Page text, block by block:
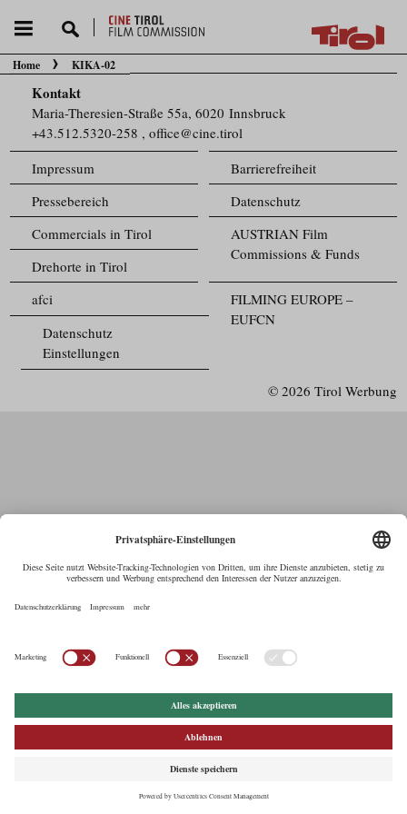
Sie befinden sich hier:
Home KIKA-02
Kontakt
Maria-Theresien-Straße 55a, 6020 Innsbruck
+43.512.5320-258 ,office@cine.tirol
Impressum
Barrierefreiheit
Pressebereich
Datenschutz
Commercials in Tirol
AUSTRIAN Film
Commissions & Funds
Drehorte in Tirol
FILMING EUROPE –
EUFCN
afci
Datenschutz
Einstellungen
© 2026 Tirol Werbung